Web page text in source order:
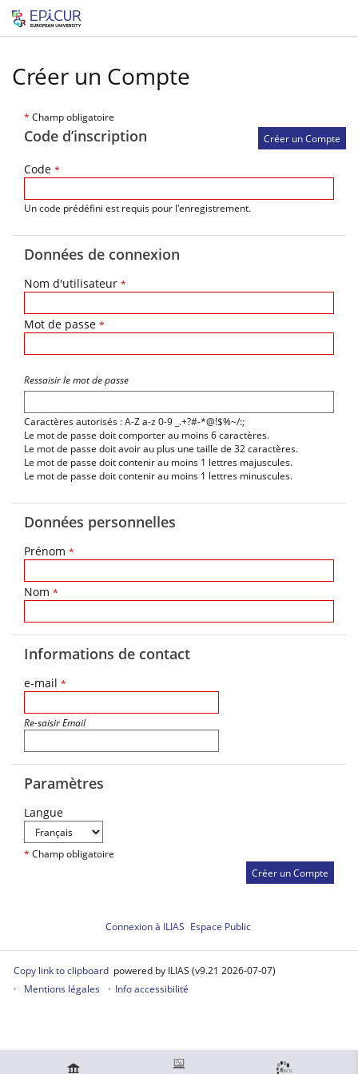
Créer un Compte
* Champ obligatoire
Code d’inscription
Code *
Un code prédéfini est requis pour l'enregistrement.
Données de connexion
Nom d'utilisateur *
Mot de passe *
Ressaisir le mot de passe
Caractères autorisés : A-Z a-z 0-9 _.+?#-*@!$%~/:;
Le mot de passe doit comporter au moins 6 caractères.
Le mot de passe doit avoir au plus une taille de 32 caractères.
Le mot de passe doit contenir au moins 1 lettres majuscules.
Le mot de passe doit contenir au moins 1 lettres minuscules.
Données personnelles
Prénom *
Nom *
Informations de contact
e-mail *
Re-saisir Email
Paramètres
Langue
* Champ obligatoire
Connexion à ILIAS Espace Public
Copy link to clipboard powered by ILIAS (v9.21 2026-07-07)
Mentions légales
Info accessibilité